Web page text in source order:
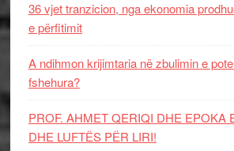
36 vjet tranzicion, nga ekonomia
e përfitimit
A ndihmon krijimtaria në zbulimin e
fshehura?
PROF. AHMET QERIQI DHE EPOKA
DHE LUFTЁS PЁR LIRI!